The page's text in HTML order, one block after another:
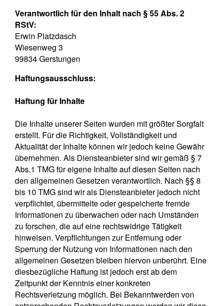
Verantwortlich für den Inhalt nach § 55 Abs. 2
RStV:
Erwin Platzdasch
Wiesenweg 3
99834 Gerstungen
Haftungsausschluss:
Haftung für Inhalte
Die Inhalte unserer Seiten wurden mit größter Sorgfalt
erstellt. Für die Richtigkeit, Vollständigkeit und
Aktualität der Inhalte können wir jedoch keine Gewähr
übernehmen. Als Diensteanbieter sind wir gemäß § 7
Abs.1 TMG für eigene Inhalte auf diesen Seiten nach
den allgemeinen Gesetzen verantwortlich. Nach §§ 8
bis 10 TMG sind wir als Diensteanbieter jedoch nicht
verpflichtet, übermittelte oder gespeicherte fremde
Informationen zu überwachen oder nach Umständen
zu forschen, die auf eine rechtswidrige Tätigkeit
hinweisen. Verpflichtungen zur Entfernung oder
Sperrung der Nutzung von Informationen nach den
allgemeinen Gesetzen bleiben hiervon unberührt. Eine
diesbezügliche Haftung ist jedoch erst ab dem
Zeitpunkt der Kenntnis einer konkreten
Rechtsverletzung möglich. Bei Bekanntwerden von